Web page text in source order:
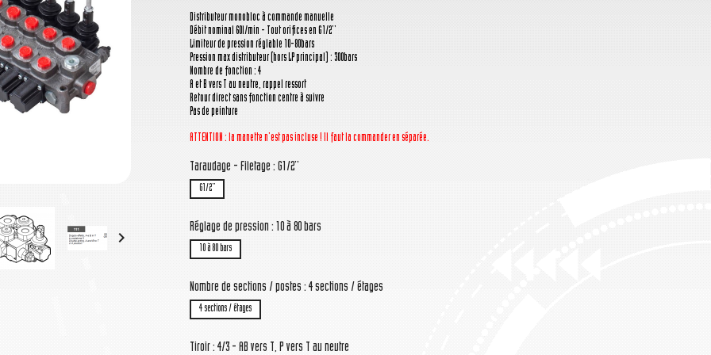

Distributeur monobloc à commande manuelle
Débit nominal 60l/min - Tout orifices en G1/2''
Limiteur de pression réglable 10-80bars
Pression max distributeur (hors LP principal) : 300bars
Nombre de fonction : 4
A et B vers T au neutre, rappel ressort
Retour direct sans fonction centre à suivre
Pas de peinture
ATTENTION : la manette n'est pas incluse ! Il faut la commander en séparée.
Taraudage - Filetage : G1/2''
G1/2''
Réglage de pression : 10 à 80 bars
10 à 80 bars
Nombre de sections / postes : 4 sections / étages
4 sections / étages
Tiroir : 4/3 - AB vers T, P vers T au neutre